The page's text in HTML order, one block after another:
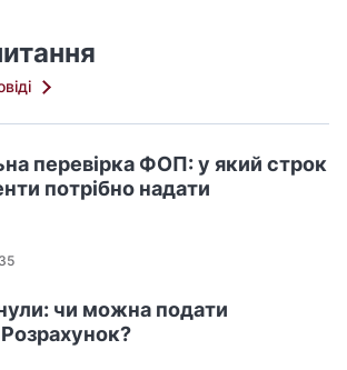
перевірка ФОП: у який строк
потрібно надати
35
чи можна подати